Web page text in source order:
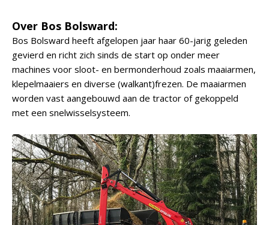
Over Bos Bolsward:
Bos Bolsward heeft afgelopen jaar haar 60-jarig geleden
gevierd en richt zich sinds de start op onder meer
machines voor sloot- en bermonderhoud zoals maaiarmen,
klepelmaaiers en diverse (walkant)frezen. De maaiarmen
worden vast aangebouwd aan de tractor of gekoppeld
met een snelwisselsysteem.